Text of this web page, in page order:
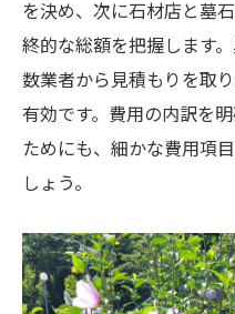
お墓購入でトラ
納得できる松戸市で
松戸市でお墓
口コミや施工
管理費や将来の
家族と相談しな
を決め、次に石材店と墓
終的な総額を把握します
数業者から見積もりを取
有効です。費用の内訳を
ためにも、細かな費用項
しょう。